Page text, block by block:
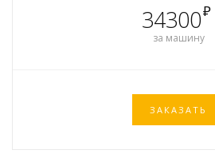
34300₽
за машину
ЗАКАЗАТЬ